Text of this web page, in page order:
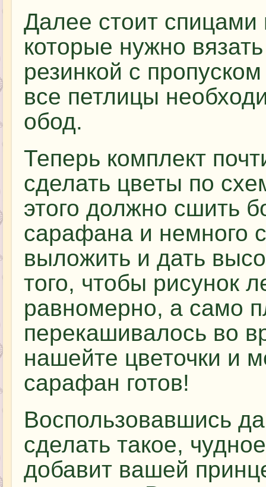
Далее стоит спицами
которые нужно
резинкой с
все петлицы
обод.
Теперь комплект
сделать цветы по
этого должно сшить
сарафана и немного
выложить и дать
того, чтобы рисунок
равномерно, а само
перекашивалось во
нашейте цветочки и
сарафан готов!
Воспользовавшись
сделать такое,
добавит вашей